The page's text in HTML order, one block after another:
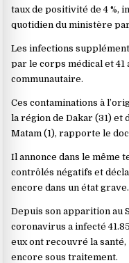
taux de positivité de 4 %,
quotidien du ministère
Les infections
par le corps médical et
communautaire.
Ces contaminations à
la région de Dakar (31) et
Matam (1), rapporte le
Il annonce dans le même
contrôlés négatifs et
encore dans un état grave.
Depuis son apparition au
coronavirus a infecté
eux ont recouvré la santé,
encore sous traitement.